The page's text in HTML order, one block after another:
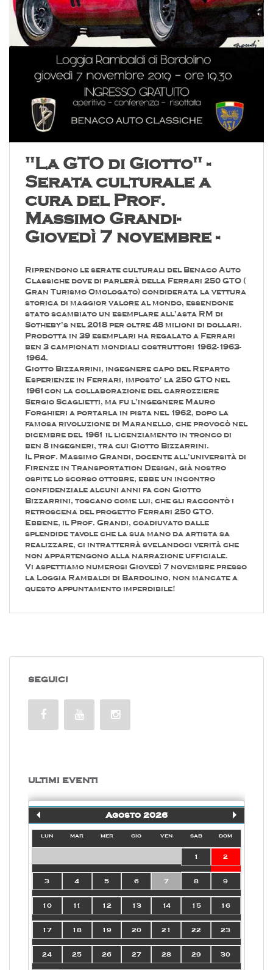
"La GTO di Giotto" -
Serata culturale a
cura del Prof.
Massimo Grandi-
Giovedì 7 novembre -
Riprendono le serate culturali del Benaco Auto
Classiche dove di parlerà della Ferrari 250 GTO (
Gran Turismo Omologato) condiderata la vettura
storica di maggior valore al mondo, essendone
stato scambiato un esemplare all'asta RM di
Sotheby's nel 2018 per oltre 48 milioni di dollari.
Prodotta in 39 esemplari ha regalato a Ferrari
ben 3 campionati mondiali costruttori 1962-1963-
1964.
Giotto Bizzarrini, ingegnere capo del Reparto
Esperienze in Ferrari, imposto' la 250 GTO nel
1961con la collaborazione del carrozziere
Sergio Scaglietti, ma fu l'ingegnere Mauro
Forghieri a portarla in pista nel 1962, dopo la
famosa rivoluzione di Maranello, che provocò nel
dicembre del 1961 il licenziamento in tronco di
ben 8 ingegneri, tra cui Giotto Bizzarrini.
Il Prof. Massimo Grandi, docente all'università di
Firenze in Transportation Design, già nostro
ospite lo scorso ottobre, ebbe un incontro
confidenziale alcuni anni fa con Giotto
Bizzarrini, toscano come lui, che gli raccontò i
retroscena del progetto Ferrari 250 GTO.
Ebbene, il Prof. Grandi, coadiuvato dalle
splendide tavole che la sua mano da artista sa
realizzare, ci intratterrà svelandoci verità che
non appartengono alla narrazione ufficiale.
Vi aspettiamo numerosi Giovedì 7 novembre presso
la Loggia Rambaldi di Bardolino, non mancate a
questo appuntamento imperdibile!
SEGUICI
ULTIMI EVENTI
Agosto 2026
lun mar mer gio ven sab dom
1 2
3 4 5 6 7 8 9
10 11 12 13 14 15 16
17 18 19 20 21 22 23
24 25 26 27 28 29 30